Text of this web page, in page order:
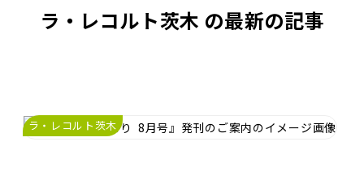
ラ・レコルト茨木 の最新の記事
ラ・レコルト茨木